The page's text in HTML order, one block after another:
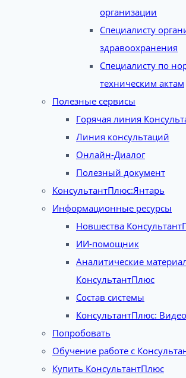
организации
Специалисту
здравоохранения
Специалисту по
техническим актам
Полезные сервисы
Горячая линия
Линия консультаций
Онлайн-Диалог
Полезный документ
КонсультантПлюс:Янтарь
Информационные ресурсы
Новшества
ИИ-помощник
Аналитические
КонсультантПлюс
Состав системы
КонсультантПлюс:
Попробовать
Обучение работе с
Купить КонсультантПлюс